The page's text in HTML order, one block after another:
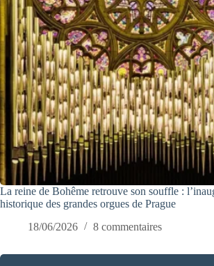
La reine de Bohême retrouve son souffle :
historique des grandes orgues de Prague
18/06/2026
8 commentaires